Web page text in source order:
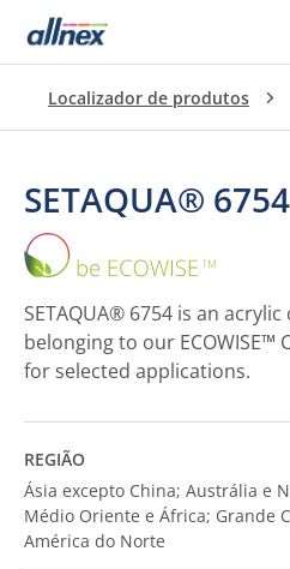
Localizador de produtos
SETAQUA® 6754
6754
SETAQUA® 6754 is an
belonging to our ECOWISE™
for selected applications.
REGIÃO
Ásia excepto China; Austrália e
Médio Oriente e África; Grande
América do Norte